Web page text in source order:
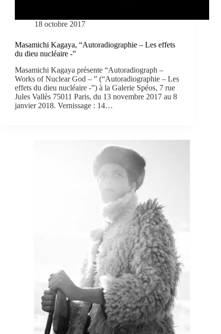
18 octobre 2017
Masamichi Kagaya, “Autoradiographie – Les effets
du dieu nucléaire -”
Masamichi Kagaya présente “Autoradiograph –
Works of Nuclear God – ” (“Autoradiographie – Les
effets du dieu nucléaire -”) à la Galerie Spéos, 7 rue
Jules Vallès 75011 Paris, du 13 novembre 2017 au 8
janvier 2018. Vernissage : 14…